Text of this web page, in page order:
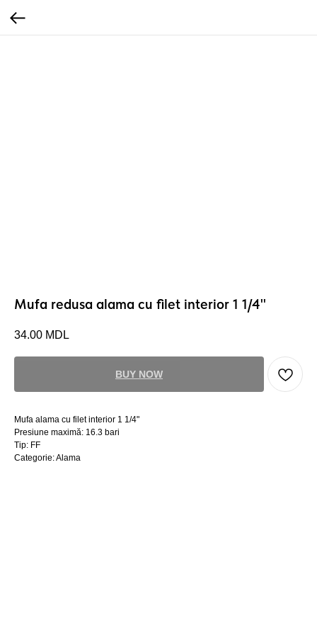
Mufa redusa alama cu filet interior 1 1/4"
34.00 MDL
BUY NOW
Mufa alama cu filet interior 1 1/4"
Presiune maximă: 16.3 bari
Tip: FF
Categorie: Alama